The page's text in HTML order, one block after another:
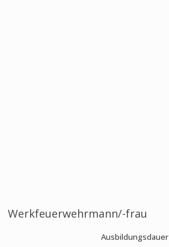
Werkfeuerwehrmann/-frau
Ausbildungsdauer